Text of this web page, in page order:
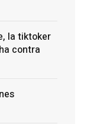
la tiktoker
contra